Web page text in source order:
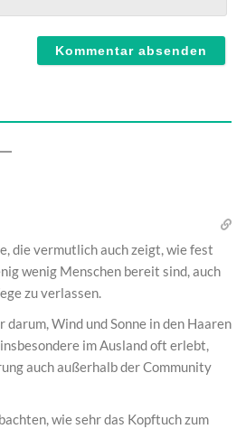
die vermutlich auch zeigt, wie fest
wenig Menschen bereit sind, auch
zu verlassen.
darum, Wind und Sonne in den Haaren
im Ausland oft erlebt,
auch außerhalb der Community
wie sehr das Kopftuch zum